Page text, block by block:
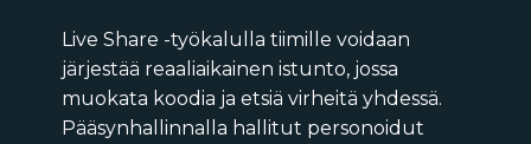
Live Share -työkalulla tiimille voidaan
järjestää reaaliaikainen istunto, jossa
muokata koodia ja etsiä virheitä yhdessä.
Pääsynhallinnalla hallitut personoidut